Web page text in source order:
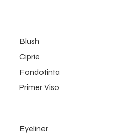
Blush
Ciprie
Fondotinta
Primer Viso
Eyeliner